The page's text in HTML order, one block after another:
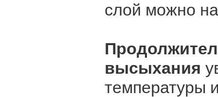
слой можно
высыхания
температуры